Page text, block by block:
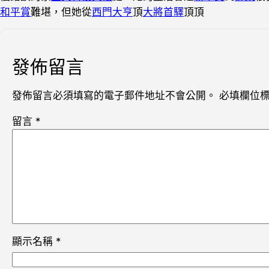
和平賞難堪，但她從西門大亨頂大將首驛頂頂
發佈留言
發佈留言必須填寫的電子郵件地址不會公開。 必填欄位
留言 *
顯示名稱 *